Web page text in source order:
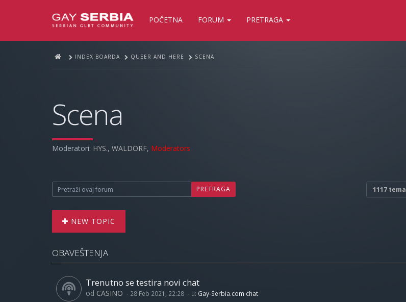
POČETNA FORUM PRETRAGA
INDEX BOARDA QUEER AND HERE SCENA
Scena
Moderatori: HYS., WALDORF, Moderators
PRETRAGA 1117 tema
NEW TOPIC
OBAVEŠTENJA
Trenutno se testira novi chat
od CASINO - 28 Feb 2021, 22:28 - u: Gay-Serbia.com chat